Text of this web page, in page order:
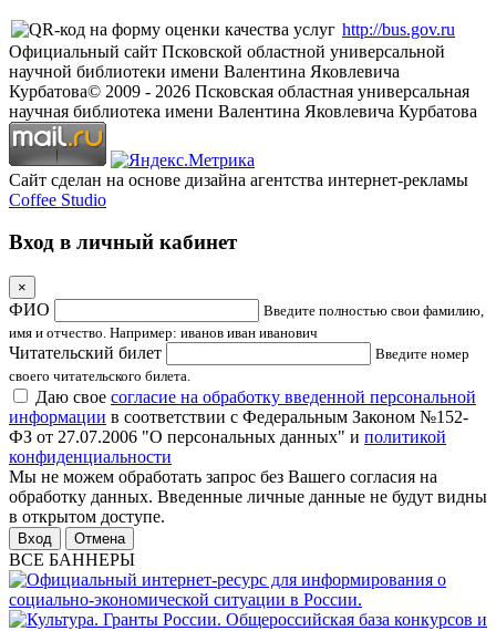
http://bus.gov.ru
Официальный сайт Псковской областной универсальной
научной библиотеки имени Валентина Яковлевича
Курбатова© 2009 - 2026 Псковская областная универсальная
научная библиотека имени Валентина Яковлевича Курбатова
Сайт сделан на основе дизайна агентства интернет-рекламы
Coffee Studio
Вход в личный кабинет
×
ФИО
Введите полностью свои фамилию,
имя и отчество. Например: иванов иван иванович
Читательский билет
Введите номер
своего читательского билета.
Даю свое согласие на обработку введенной персональной
информации в соответствии с Федеральным Законом №152-
ФЗ от 27.07.2006 "О персональных данных" и политикой
конфиденциальности
Мы не можем обработать запрос без Вашего согласия на
обработку данных. Введенные личные данные не будут видны
в открытом доступе.
Отмена
ВСЕ БАННЕРЫ